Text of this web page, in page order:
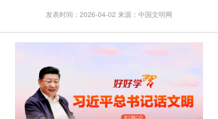
文明培育
文明实践
文明创建
文明之光
文明影音 文明矩阵
发表时间： 2026-04-02 来源： 中国文明网